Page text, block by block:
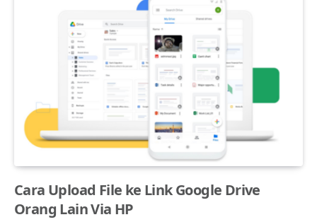
Cara Upload File ke Link Google Drive
Orang Lain Via HP